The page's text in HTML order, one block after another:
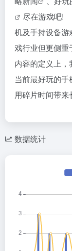
尽在游戏吧!
机及手持设备
戏行业但更侧
内容的定义上
当前最好玩的
用碎片时间带来
数据统计